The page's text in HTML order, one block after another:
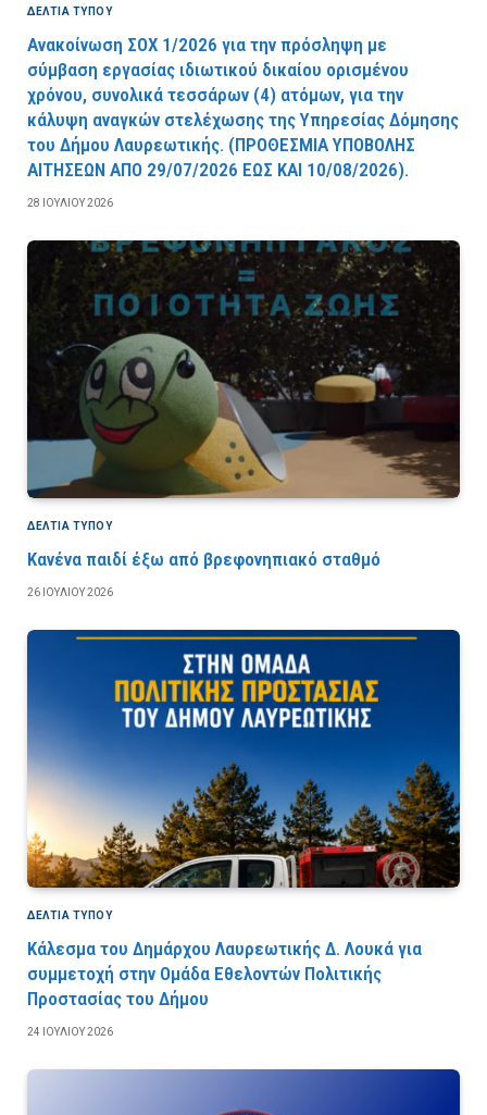
ΔΕΛΤΙΑ ΤΥΠΟΥ
Ανακοίνωση ΣΟΧ 1/2026 για την πρόσληψη με
σύμβαση εργασίας ιδιωτικού δικαίου ορισμένου
χρόνου, συνολικά τεσσάρων (4) ατόμων, για την
κάλυψη αναγκών στελέχωσης της Υπηρεσίας Δόμησης
του Δήμου Λαυρεωτικής. (ΠPOΘEΣMIA YΠOBOΛHΣ
AITHΣEΩN AΠO 29/07/2026 EΩΣ KAI 10/08/2026).
28 ΙΟΥΛΊΟΥ 2026
ΔΕΛΤΙΑ ΤΥΠΟΥ
Κανένα παιδί έξω από βρεφονηπιακό σταθμό
26 ΙΟΥΛΊΟΥ 2026
ΔΕΛΤΙΑ ΤΥΠΟΥ
Κάλεσμα του Δημάρχου Λαυρεωτικής Δ. Λουκά για
συμμετοχή στην Ομάδα Εθελοντών Πολιτικής
Προστασίας του Δήμου
24 ΙΟΥΛΊΟΥ 2026